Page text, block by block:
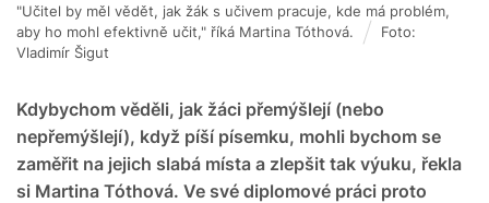
Kdybychom věděli, jak žáci přemýšlejí (nebo
nepřemýšlejí), když píší písemku, mohli bychom se
zaměřit na jejich slabá místa a zlepšit tak výuku, řekla
si Martina Tóthová. Ve své diplomové práci proto
"Učitel by měl vědět, jak žák s učivem pracuje, kde má problém,
aby ho mohl efektivně učit," říká Martina Tóthová.
Foto:
Vladimír Šigut